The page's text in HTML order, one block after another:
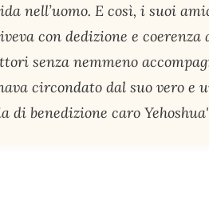
nell’uomo. E così, i suoi
con dedizione e
senza nemmeno
circondato dal suo vero e
di benedizione caro